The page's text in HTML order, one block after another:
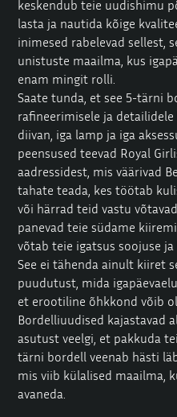
keskendub teie uudishimu
lasta ja nautida kõige
inimesed rabelevad sellest,
unistuste maailma, kus
enam mingit rolli.
Saate tunda, et see 5-tärni
rafineerimisele ja
diivan, iga lamp ja iga
peensused teevad Royal
aadressidest, mis väärivad
tahate teada, kes töötab
või härrad teid vastu
panevad teie südame
võtab teie igatsus soojuse
See ei tähenda ainult kiiret
puudutust, mida
et erootiline õhkkond võib
Bordelliuudised kajastavad
asutust veelgi, et pakkuda
tärni bordell veenab hästi
mis viib külalised maailma,
avaneda.